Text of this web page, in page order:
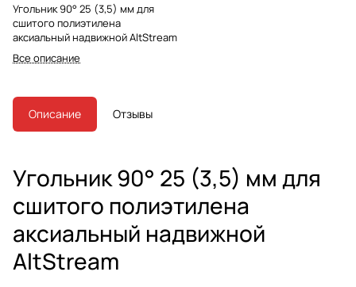
Угольник 90° 25 (3,5) мм для
сшитого полиэтилена
аксиальный надвижной AltStream
Все описание
Описание Отзывы
Угольник 90° 25 (3,5) мм для
сшитого полиэтилена
аксиальный надвижной
AltStream